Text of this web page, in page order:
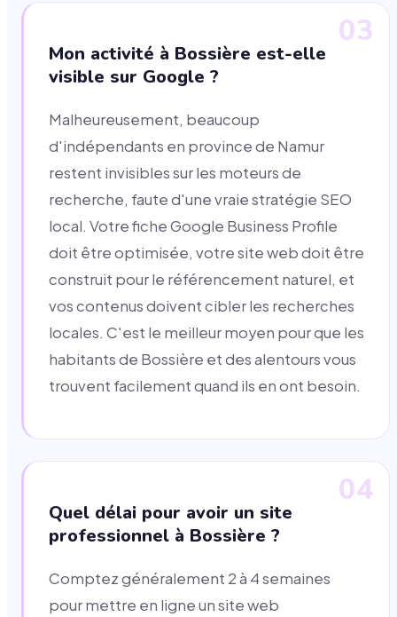
03
Mon activité à Bossière est-elle
visible sur Google ?
Malheureusement, beaucoup
d'indépendants en province de Namur
restent invisibles sur les moteurs de
recherche, faute d'une vraie stratégie SEO
local. Votre fiche Google Business Profile
doit être optimisée, votre site web doit être
construit pour le référencement naturel, et
vos contenus doivent cibler les recherches
locales. C'est le meilleur moyen pour que les
habitants de Bossière et des alentours vous
trouvent facilement quand ils en ont besoin.
04
Quel délai pour avoir un site
professionnel à Bossière ?
Comptez généralement 2 à 4 semaines
pour mettre en ligne un site web